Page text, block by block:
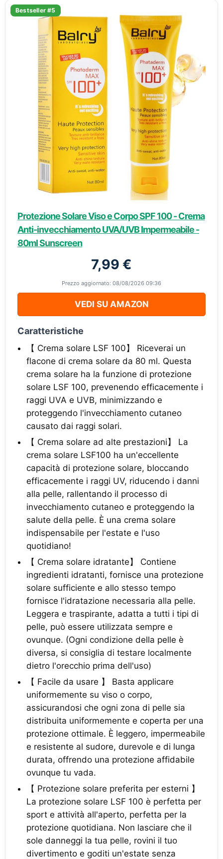
Bestseller #5
Protezione Solare Viso e Corpo SPF 100 - Crema
Anti-invecchiamento UVA/UVB Impermeabile -
80ml Sunscreen
7,99 €
Prezzo aggiornato: 08/08/2026 09:36
VEDI SU AMAZON
Caratteristiche
【 Crema solare LSF 100】 Riceverai un
flacone di crema solare da 80 ml. Questa
crema solare ha la funzione di protezione
solare LSF 100, prevenendo efficacemente i
raggi UVA e UVB, minimizzando e
proteggendo l'invecchiamento cutaneo
causato dai raggi solari.
【 Crema solare ad alte prestazioni】 La
crema solare LSF100 ha un'eccellente
capacità di protezione solare, bloccando
efficacemente i raggi UV, riducendo i danni
alla pelle, rallentando il processo di
invecchiamento cutaneo e proteggendo la
salute della pelle. È una crema solare
indispensabile per l'estate e l'uso
quotidiano!
【 Crema solare idratante】 Contiene
ingredienti idratanti, fornisce una protezione
solare sufficiente e allo stesso tempo
fornisce l'idratazione necessaria alla pelle.
Leggera e traspirante, adatta a tutti i tipi di
pelle, può essere utilizzata sempre e
ovunque. (Ogni condizione della pelle è
diversa, si consiglia di testare localmente
dietro l'orecchio prima dell'uso)
【 Facile da usare 】 Basta applicare
uniformemente su viso o corpo,
assicurandosi che ogni zona di pelle sia
distribuita uniformemente e coperta per una
protezione ottimale. È leggero, impermeabile
e resistente al sudore, durevole e di lunga
durata, offrendo una protezione affidabile
ovunque tu vada.
【 Protezione solare preferita per esterni 】
La protezione solare LSF 100 è perfetta per
sport e attività all'aperto, perfetta per la
protezione quotidiana. Non lasciare che il
sole danneggi la tua pelle, rovini il tuo
divertimento e goditi un'estate senza